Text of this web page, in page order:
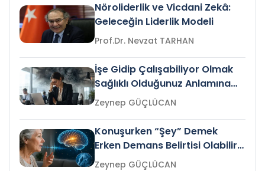
Nöroliderlik ve Vicdani Zekâ:
Geleceğin Liderlik Modeli
Prof.Dr. Nevzat TARHAN
İşe Gidip Çalışabiliyor Olmak
Sağlıklı Olduğunuz Anlamına
Gelir mi?Zeynep GÜÇLÜCAN
Konuşurken “Şey” Demek
Erken Demans Belirtisi Olabilir
mi?
Zeynep GÜÇLÜCAN